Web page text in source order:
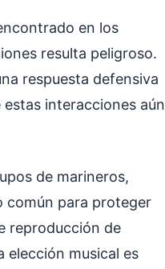
en los
resulta peligroso.
respuesta defensiva
interacciones aún
de marineros,
común para proteger
reproducción de
elección musical es